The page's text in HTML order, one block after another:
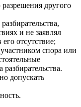
другого
и не заявлял
отсутствие;
спора или
допускать